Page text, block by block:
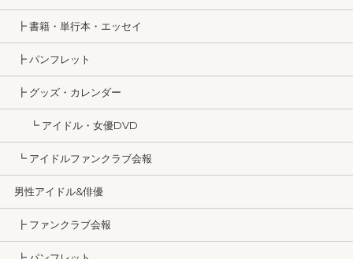
┣ 書籍・単行本・エッセイ
┣ パンフレット
┣ グッズ・カレンダー
┗ アイドル・女優DVD
┗ アイドルファンクラブ会報
男性アイドル&俳優
┣ ファンクラブ会報